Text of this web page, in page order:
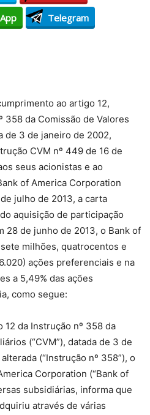
Telegram
ao artigo 12,
358 da Comissão de Valores
de 3 de janeiro de 2002,
CVM nº 449 de 16 de
seus acionistas e ao
of America Corporation
julho de 2013, a carta
aquisição de participação
28 de junho de 2013, o Bank of
milhões, quatrocentos e
ações preferenciais e na
a 5,49% das ações
como segue:
12 da Instrução nº 358 da
(“CVM”), datada de 3 de
(“Instrução nº 358”), o
Corporation (“Bank of
subsidiárias, informa que
através de várias